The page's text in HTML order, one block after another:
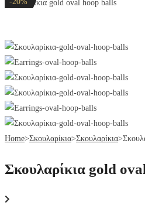
Σκουλαρίκια gold oval hoop balls
Home>Σκουλαρίκια>Σκουλαρίκια>
Σκουλαρίκια gold